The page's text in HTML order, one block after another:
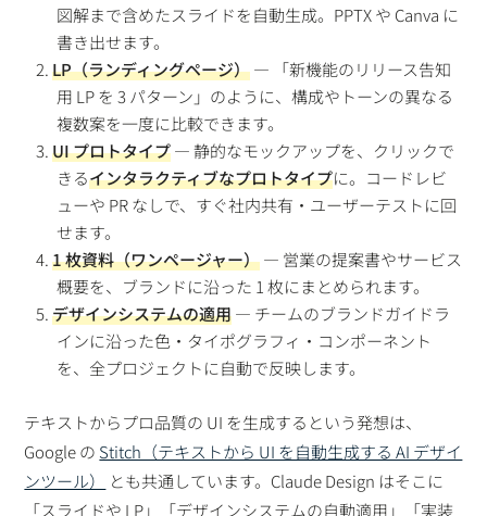
図解まで含めたスライドを自動生成。PPTX や Canva に
書き出せます。
LP（ランディングページ）— 「新機能のリリース告知
用 LP を 3 パターン」のように、構成やトーンの異なる
複数案を一度に比較できます。
UI プロトタイプ— 静的なモックアップを、クリックで
きるインタラクティブなプロトタイプに。コードレビ
ューや PR なしで、すぐ社内共有・ユーザーテストに回
せます。
1 枚資料（ワンページャー）— 営業の提案書やサービス
概要を、ブランドに沿った 1 枚にまとめられます。
デザインシステムの適用— チームのブランドガイドラ
インに沿った色・タイポグラフィ・コンポーネント
を、全プロジェクトに自動で反映します。
テキストからプロ品質の UI を生成するという発想は、
Google の Stitch（テキストから UI を自動生成する AI デザイ
ンツール）
とも共通しています。Claude Design はそこに
「スライドや LP」「デザインシステムの自動適用」「実装